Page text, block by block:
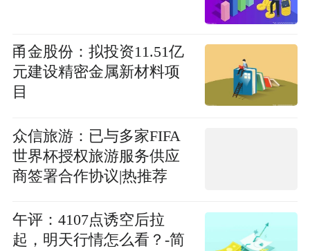
甬金股份：拟投资11.51亿
元建设精密金属新材料项
目
众信旅游：已与多家FIFA
世界杯授权旅游服务供应
商签署合作协议|热推荐
午评：4107点诱空后拉
起，明天行情怎么看？-简